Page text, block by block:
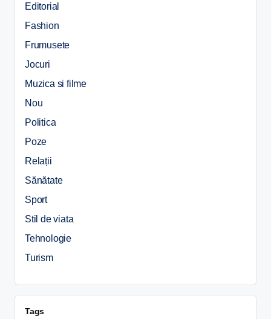
Editorial
Fashion
Frumusete
Jocuri
Muzica si filme
Nou
Politica
Poze
Relații
Sănătate
Sport
Stil de viata
Tehnologie
Turism
Tags